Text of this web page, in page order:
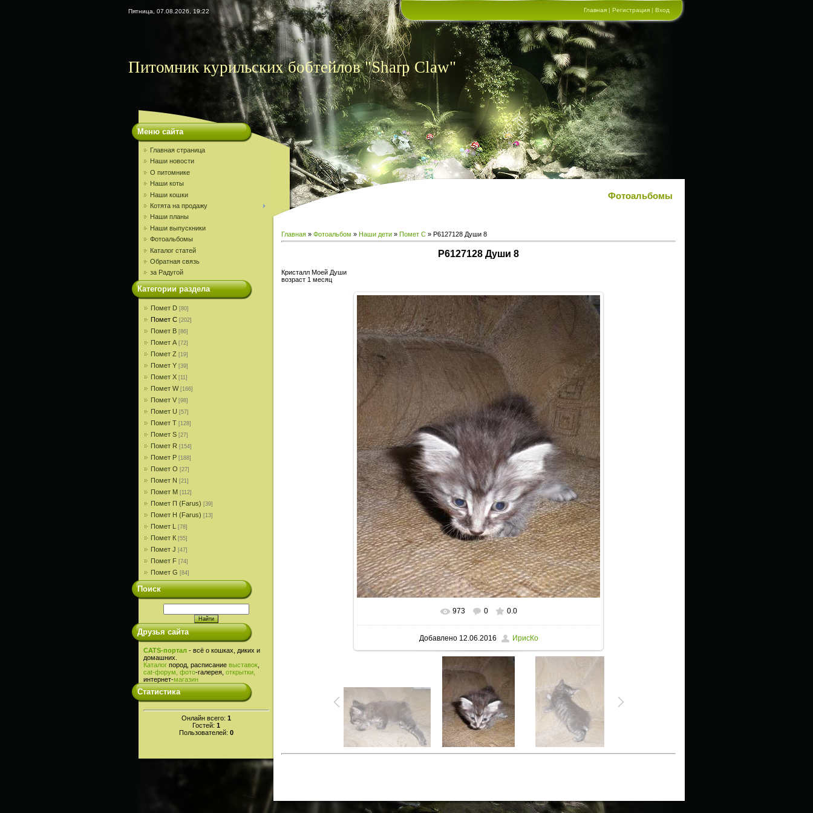
Пятница, 07.08.2026, 19:22 Главная | Регистрация | Вход
Питомник курильских бобтейлов "Sharp Claw"
Меню сайта
Главная страница
Наши новости
О питомнике
Наши коты
Наши кошки
Котята на продажу
Наши планы
Наши выпускники
Фотоальбомы
Каталог статей
Обратная связь
за Радугой
Категории раздела
Помет D [80]
Помет С [202]
Помет В [86]
Помет A [72]
Помет Z [19]
Помет Y [39]
Помет X [11]
Помет W [166]
Помет V [98]
Помет U [57]
Помет T [128]
Помет S [27]
Помет R [154]
Помет P [188]
Помет О [27]
Помет N [21]
Помет M [112]
Помет П (Farus) [39]
Помет Н (Farus) [13]
Помет L [78]
Помет К [55]
Помет J [47]
Помет F [74]
Помет G [84]
Поиск
Друзья сайта
CATS-портал - всё о кошках, диких и
домашних.
Каталог пород, расписание выставок
cat-форум, фото-галерея, открытки,
интернет-магазин
Статистика
Онлайн всего: 1
Гостей: 1
Пользователей: 0
Фотоальбомы
Главная » Фотоальбом » Наши дети » Помет С » P6127128 Души 8
P6127128 Души 8
Кристалл Моей Души
возраст 1 месяц
В реальном размере 768x955
973 0 0.0
Добавлено12.06.2016 ИрисКо